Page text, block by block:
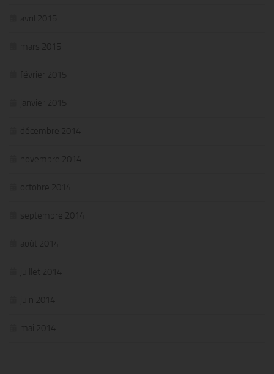
avril 2015
mars 2015
février 2015
janvier 2015
décembre 2014
novembre 2014
octobre 2014
septembre 2014
août 2014
juillet 2014
juin 2014
mai 2014